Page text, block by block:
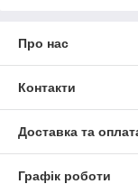
Про нас
Контакти
Доставка та
Графік роботи